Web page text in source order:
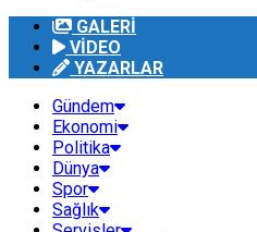
GALERİ
VİDEO
YAZARLAR
Gündem
Ekonomi
Politika
Dünya
Spor
Sağlık